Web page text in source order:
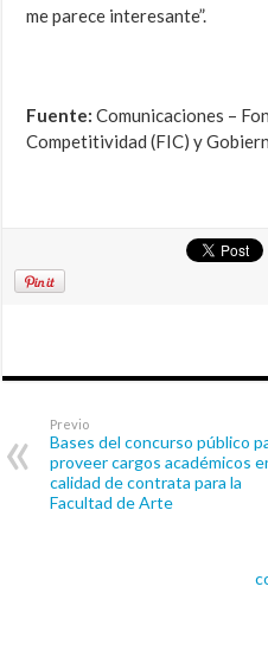
me parece interesante”.
Fuente: Comunicaciones –
Competitividad (FIC) y
Previo
Bases del concurso público
proveer cargos académicos
calidad de contrata para la
Facultad de Arte